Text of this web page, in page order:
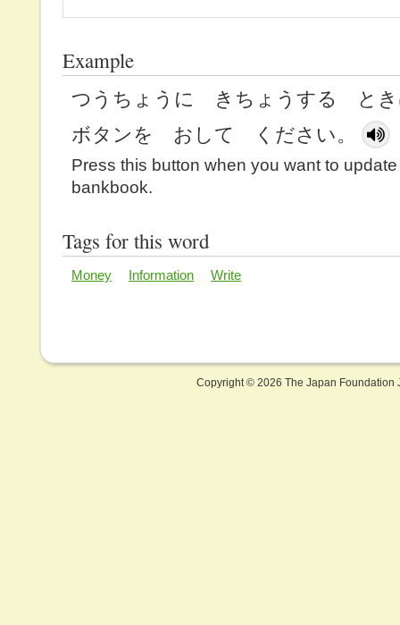
Example
つうちょうに きちょうする と
ボタンを おして ください。
Press this button when you want to
bankbook.
Tags for this word
Money Information Write
Copyright © 2026 The Japan Foundation